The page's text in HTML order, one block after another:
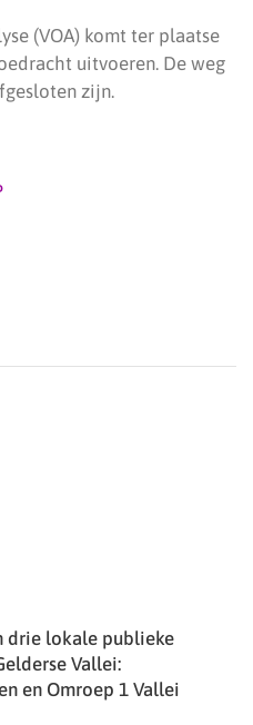
(VOA) komt ter plaatse
uitvoeren. De weg
zijn.
drie lokale publieke
Vallei:
en Omroep 1 Vallei